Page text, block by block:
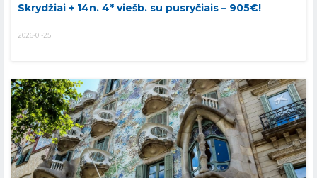
Skrydžiai + 14n. 4* viešb. su pusryčiais – 905€!
2026-01-25